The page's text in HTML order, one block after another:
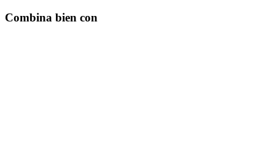
Combina bien con